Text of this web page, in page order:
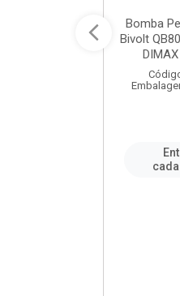
Bomba
Bivolt
DIMAX